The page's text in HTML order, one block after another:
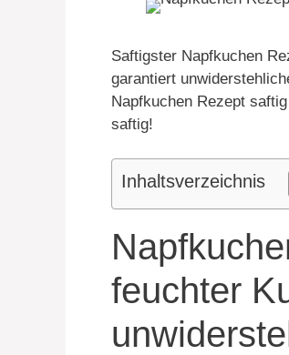
Saftigster Napfkuchen
garantiert
Napfkuchen Rezept
saftig!
Inhaltsverzeichnis
feuchter